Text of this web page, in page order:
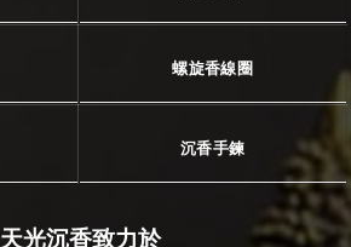
螺旋香線圈
沉香手鍊
天光沉香致力於